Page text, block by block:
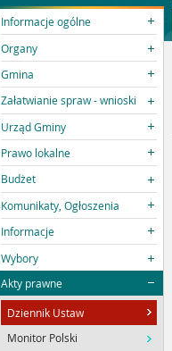
Informacje ogólne
Organy
Gmina
Załatwianie spraw - wnioski
Urząd Gminy
Prawo lokalne
Budżet
Komunikaty, Ogłoszenia
Informacje
Wybory
Akty prawne
Dziennik Ustaw
Monitor Polski